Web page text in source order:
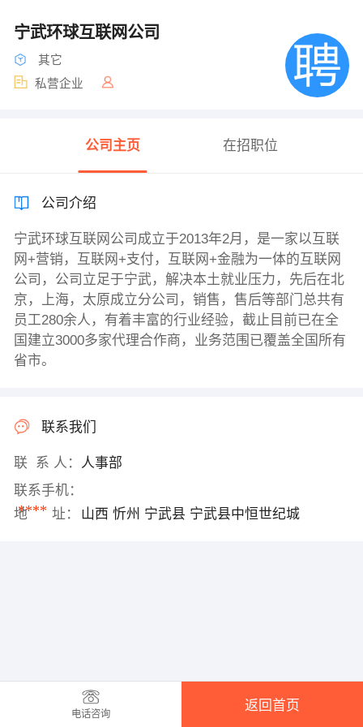
宁武环球互联网公司
其它
私营企业
公司主页 在招职位
公司介绍
宁武环球互联网公司成立于2013年2月，是一家以互联
网+营销，互联网+支付，互联网+金融为一体的互联网
公司，公司立足于宁武，解决本土就业压力，先后在北
京，上海，太原成立分公司，销售，售后等部门总共有
员工280余人，有着丰富的行业经验，截止目前已在全
国建立3000多家代理合作商，业务范围已覆盖全国所有
省市。
联系我们
联 系 人： 人事部
联系手机：
****
地 址： 山西 忻州 宁武县 宁武县中恒世纪城
电话咨询
返回首页